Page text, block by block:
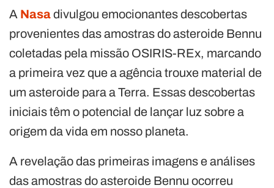
A Nasadivulgou emocionantes descobertas
provenientes das amostras do asteroide Bennu
coletadas pela missão OSIRIS-REx, marcando
a primeira vez que a agência trouxe material de
um asteroide para a Terra. Essas descobertas
iniciais têm o potencial de lançar luz sobre a
origem da vida em nosso planeta.
A revelação das primeiras imagens e análises
das amostras do asteroide Bennu ocorreu